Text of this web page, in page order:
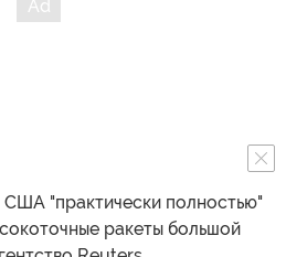
"практически полностью"
ракеты большой